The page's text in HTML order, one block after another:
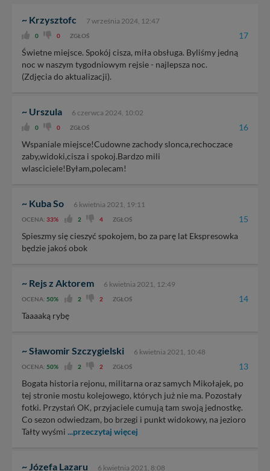
~ Krzysztofc 7 września 2024, 12:47
0 0 ZGŁOŚ 17
Świetne miejsce. Spokój cisza, miła obsługa. Byliśmy jedną
noc w naszym tygodniowym rejsie - najlepsza noc.
(Zdjęcia do aktualizacji).
~ Urszula 6 czerwca 2024, 10:02
0 0 ZGŁOŚ 16
Wspaniale miejsce!Cudowne zachody slonca,rechoczace
zaby,widoki,cisza i spokoj.Bardzo mili
wlasciciele!Byłam,polecam!
~ Kuba So 6 kwietnia 2021, 19:11
OCENA: 33% 2 4 ZGŁOŚ 15
Spieszmy się cieszyć spokojem, bo za parę lat Ekspresowka
będzie jakoś obok
~ Rejs z Aktorem 6 kwietnia 2021, 12:49
OCENA: 50% 2 2 ZGŁOŚ 14
Taaaaką rybę
~ Sławomir Szczygielski 6 kwietnia 2021, 10:48
OCENA: 50% 2 2 ZGŁOŚ 13
Bogata historia rejonu, militarna oraz samych Mikołajek, po
tej stronie mostu kolejowego, których już nie ma. Pozostały
fotki. Przystań OK, przyjaciele cumują tam swoją jednostkę.
Co sezon odwiedzam, bo brzegi i punkt widokowy, na jezioro
Tałty wyśmi ...przeczytaj więcej
~ Józefa Lazaru 6 kwietnia 2021, 8:08